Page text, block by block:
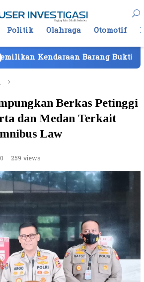
Politik Olahraga Otomotif
Barang Bukti Atas Nama PT
Berkas Petinggi
dan Medan Terkait
Law
259 views